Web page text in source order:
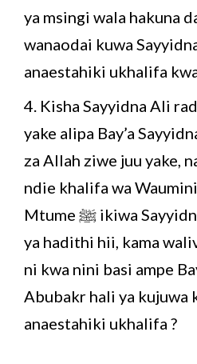
ya msingi wala hakuna
wanaodai kuwa
anaestahiki ukhalifa
4. Kisha Sayyidna Ali
yake alipa Bay’a
za Allah ziwe juu yake,
ndie khalifa wa
Mtume ﷺ ikiwa Sayyidna ali alifahamu nasi
ya hadithi hii, kama
ni kwa nini basi ampe
Abubakr hali ya kujuwa
anaestahiki ukhalifa ?